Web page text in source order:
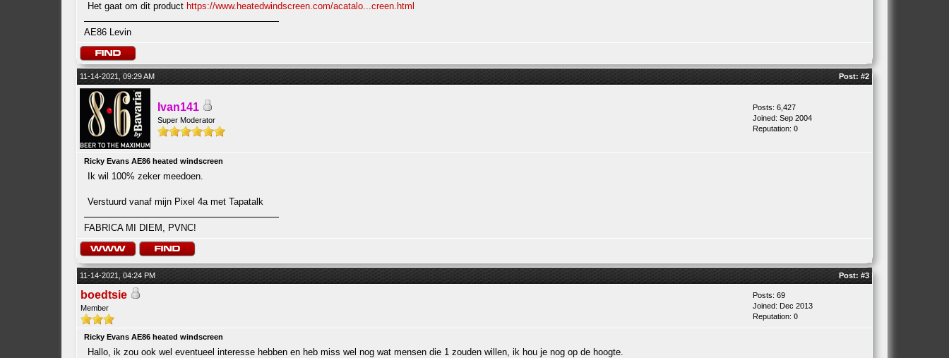
Het gaat om dit product https://www.heatedwindscreen.com/acatalo...creen.html
AE86 Levin
11-14-2021, 09:29 AM Post: #2
Ivan141
Super Moderator
Posts: 6,427
Joined: Sep 2004
Reputation: 0
Ricky Evans AE86 heated windscreen
Ik wil 100% zeker meedoen.
Verstuurd vanaf mijn Pixel 4a met Tapatalk
FABRICA MI DIEM, PVNC!
11-14-2021, 04:24 PM Post: #3
boedtsie
Member
Posts: 69
Joined: Dec 2013
Reputation: 0
Ricky Evans AE86 heated windscreen
Hallo, ik zou ook wel eventueel interesse hebben en heb miss wel nog wat mensen die 1 zouden willen, ik hou je nog op de hoogte.